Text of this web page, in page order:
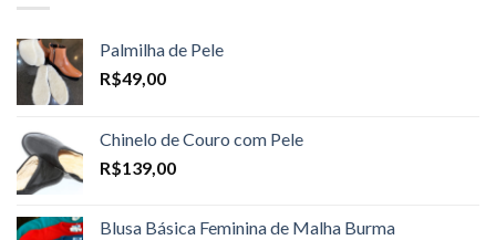
Palmilha de Pele
R$49,00
Chinelo de Couro com Pele
R$139,00
Blusa Básica Feminina de Malha Burma